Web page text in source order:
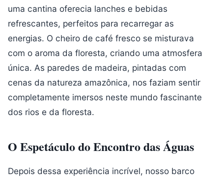
uma cantina oferecia lanches e bebidas
refrescantes, perfeitos para recarregar as
energias. O cheiro de café fresco se misturava
com o aroma da floresta, criando uma atmosfera
única. As paredes de madeira, pintadas com
cenas da natureza amazônica, nos faziam sentir
completamente imersos neste mundo fascinante
dos rios e da floresta.
O Espetáculo do Encontro das Águas
Depois dessa experiência incrível, nosso barco